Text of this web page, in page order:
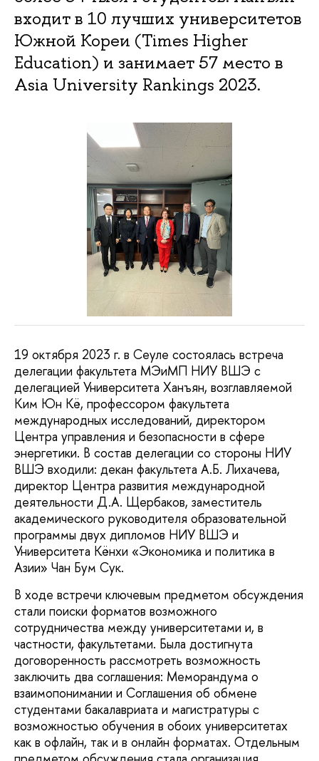
входит в 10 лучших университетов
Южной Кореи (Times Higher
Education) и занимает 57 место в
Asia University Rankings 2023.
19 октября 2023 г. в Сеуле состоялась встреча
делегации факультета МЭиМП НИУ ВШЭ с
делегацией Университета Ханъян, возглавляемой
Ким Юн Кё, профессором факультета
международных исследований, директором
Центра управления и безопасности в сфере
энергетики. В состав делегации со стороны НИУ
ВШЭ входили: декан факультета А.Б. Лихачева,
директор Центра развития международной
деятельности Д.А. Щербаков, заместитель
академического руководителя образовательной
программы двух дипломов НИУ ВШЭ и
Университета Кёнхи «Экономика и политика в
Азии» Чан Бум Сук.
В ходе встречи ключевым предметом обсуждения
стали поиски форматов возможного
сотрудничества между университетами и, в
частности, факультетами. Была достигнута
договоренность рассмотреть возможность
заключить два соглашения: Меморандума о
взаимопонимании и Соглашения об обмене
студентами бакалавриата и магистратуры с
возможностью обучения в обоих университетах
как в офлайн, так и в онлайн форматах. Отдельным